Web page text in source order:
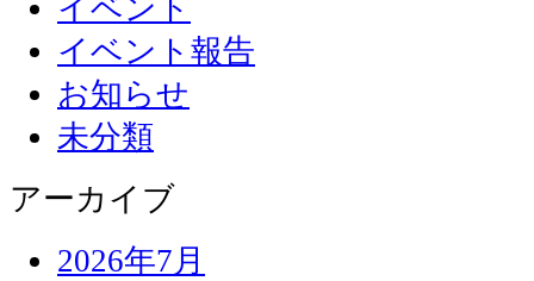
イベント
イベント報告
お知らせ
未分類
アーカイブ
2026年7月